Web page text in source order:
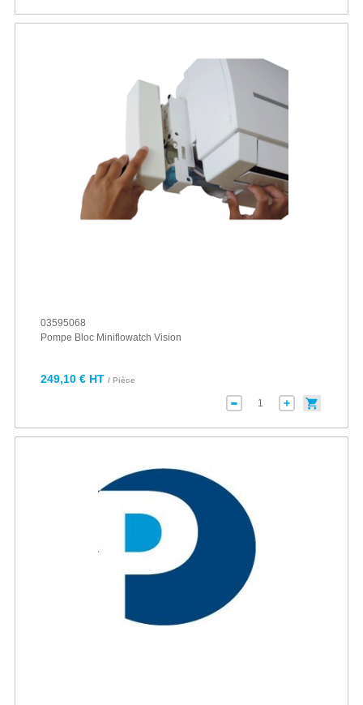
03595068
Pompe Bloc Miniflowatch Vision
249,10 € HT / Pièce